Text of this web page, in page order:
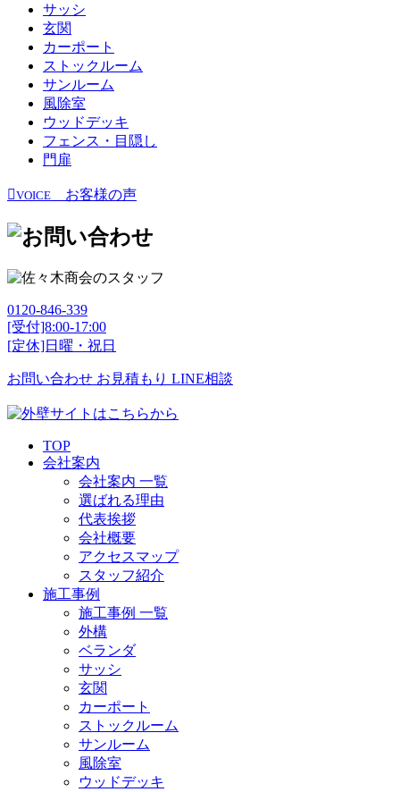
サッシ
玄関
カーポート
ストックルーム
サンルーム
風除室
ウッドデッキ
フェンス・目隠し
門扉
VOICE お客様の声
0120-846-339
[受付]8:00-17:00
[定休]日曜・祝日
お問い合わせ お見積もり LINE相談
TOP
会社案内
会社案内 一覧
選ばれる理由
代表挨拶
会社概要
アクセスマップ
スタッフ紹介
施工事例
施工事例 一覧
外構
ベランダ
サッシ
玄関
カーポート
ストックルーム
サンルーム
風除室
ウッドデッキ